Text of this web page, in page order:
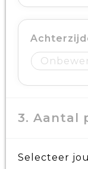
3. Aantal
Selecteer